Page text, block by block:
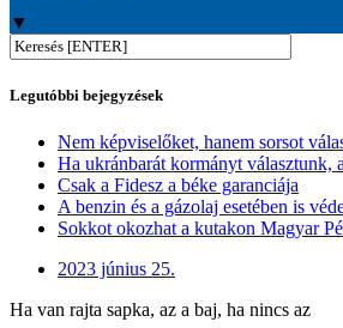
▼
Legutóbbi bejegyzések
Nem képviselőket, hanem sorsot
Ha ukránbarát kormányt választunk,
Csak a Fidesz a béke garanciája
A benzin és a gázolaj esetében is
Sokkot okozhat a kutakon Magyar
2023 június 25.
Ha van rajta sapka, az a baj, ha nincs az